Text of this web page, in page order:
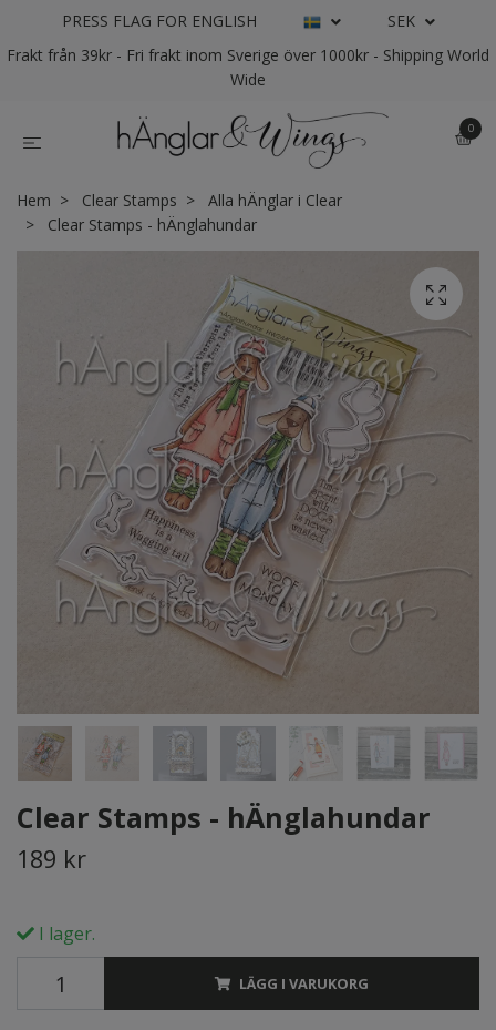
PRESS FLAG FOR ENGLISH
SEK
Frakt från 39kr - Fri frakt inom Sverige över 1000kr - Shipping World
Wide
0
Hem Clear Stamps
Alla hÄnglar i Clear
Clear Stamps - hÄnglahundar
Clear Stamps - hÄnglahundar
189 kr
I lager.
LÄGG I VARUKORG